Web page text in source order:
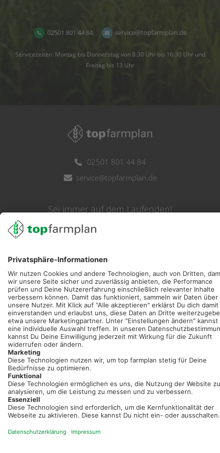
02501 801 44 84 service@topfarmplan.de
Servicezeiten: Montag bis Donnerstag von 8:30 Uhr bis 16:30 Uhr und
Freitag bis 13 Uhr
02501 801 44 84
service@topfarmplan.de
Sei immer auf dem Laufenden!
Neue Features, spannende Tipps und hilfreiche Anleitungen!
Registriere dich kostenlos!
Optimiere Dein Agrarbüro -
einfach und bequem!
Kostenlos registrieren & sofort starten
Startseite Impressum Kontakt & Hilfe
AGB
Auftragsverarbeitung